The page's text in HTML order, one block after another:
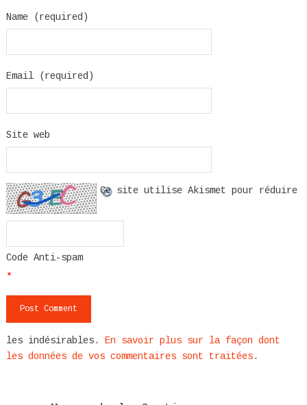
Name (required)
Email (required)
Site web
Code Anti-spam
*
Ce site utilise Akismet pour réduire
les indésirables.
En savoir plus sur la façon dont
les données de vos commentaires sont traitées.